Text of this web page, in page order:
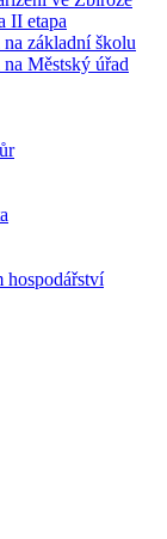
II etapa
základní školu
Městský úřad
hospodářství